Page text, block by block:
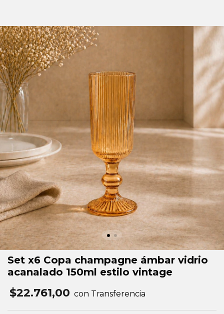
Set x6 Copa champagne ámbar vidrio
acanalado 150ml estilo vintage
$22.761,00 con Transferencia